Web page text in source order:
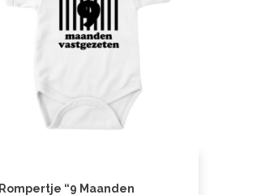
Rompertje “9 Maanden